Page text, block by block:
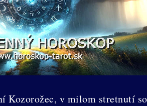
Kozorožec, v milom stretnutí